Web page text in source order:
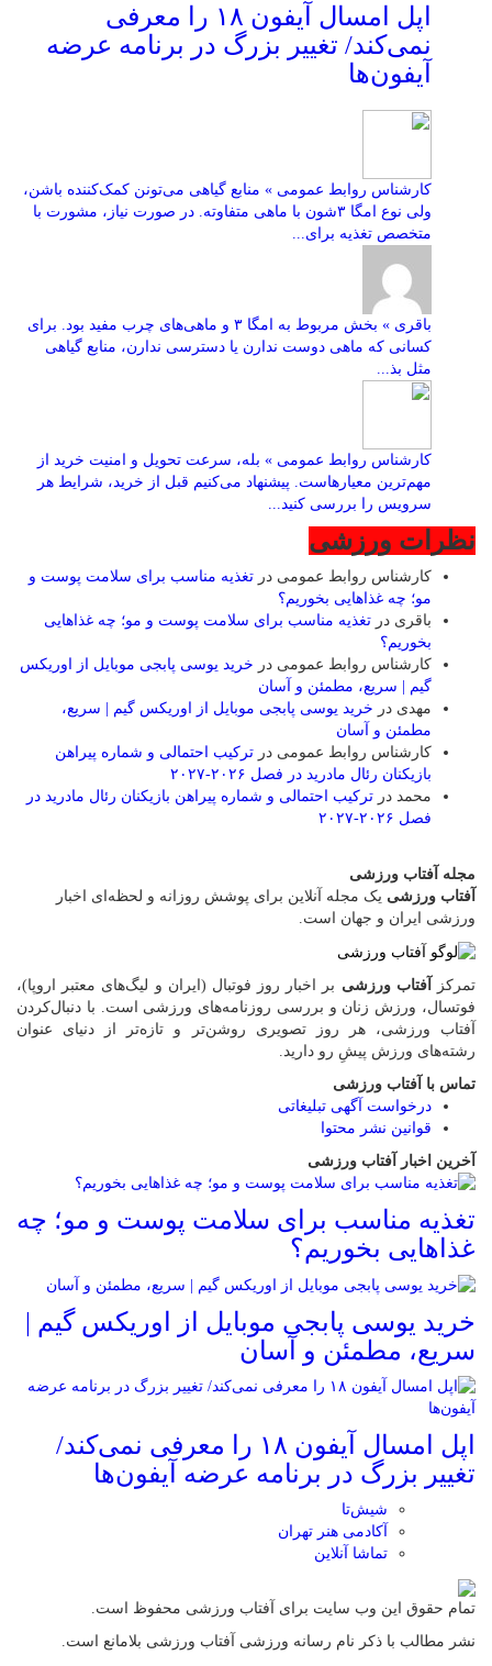
اپل امسال آیفون ۱۸ را معرفی
نمی‌کند/ تغییر بزرگ در برنامه عرضه
آیفون‌ها
کارشناس روابط عمومی » منابع گیاهی می‌تونن کمک‌کننده باشن،
ولی نوع امگا ۳شون با ماهی متفاوته. در صورت نیاز، مشورت با
متخصص تغذیه برای...
باقری » بخش مربوط به امگا ۳ و ماهی‌های چرب مفید بود. برای
کسانی که ماهی دوست ندارن یا دسترسی ندارن، منابع گیاهی
مثل بذ...
کارشناس روابط عمومی » بله، سرعت تحویل و امنیت خرید از
مهم‌ترین معیارهاست. پیشنهاد می‌کنیم قبل از خرید، شرایط هر
سرویس را بررسی کنید...
نظرات ورزشی
کارشناس روابط عمومی در تغذیه مناسب برای سلامت پوست و
مو؛ چه غذاهایی بخوریم؟
باقری در تغذیه مناسب برای سلامت پوست و مو؛ چه غذاهایی
بخوریم؟
کارشناس روابط عمومی در خرید یوسی پابجی موبایل از اوریکس
گیم | سریع، مطمئن و آسان
مهدی در خرید یوسی پابجی موبایل از اوریکس گیم | سریع،
مطمئن و آسان
کارشناس روابط عمومی در ترکیب احتمالی و شماره پیراهن
بازیکنان رئال مادرید در فصل ۲۰۲۶-۲۰۲۷
محمد در ترکیب احتمالی و شماره پیراهن بازیکنان رئال مادرید در
فصل ۲۰۲۶-۲۰۲۷
مجله آفتاب ورزشی
آفتاب ورزشی یک مجله آنلاین برای پوشش روزانه و لحظه‌ای اخبار
ورزشی ایران و جهان است.
تمرکز آفتاب ورزشی بر اخبار روز فوتبال (ایران و لیگ‌های معتبر اروپا)،
فوتسال، ورزش زنان و بررسی روزنامه‌های ورزشی است. با دنبال‌کردن
آفتاب ورزشی، هر روز تصویری روشن‌تر و تازه‌تر از دنیای عنوان
رشته‌های ورزش پیشِ رو دارید.
تماس با آفتاب ورزشی
درخواست آگهی تبلیغاتی
قوانین نشر محتوا
آخرین اخبار آفتاب ورزشی
تغذیه مناسب برای سلامت پوست و مو؛ چه
غذاهایی بخوریم؟
خرید یوسی پابجی موبایل از اوریکس گیم |
سریع، مطمئن و آسان
اپل امسال آیفون ۱۸ را معرفی نمی‌کند/
تغییر بزرگ در برنامه عرضه آیفون‌ها
شیش‌تا
آکادمی هنر تهران
تماشا آنلاین
تمام حقوق این وب سایت برای آفتاب ورزشی محفوظ است.
نشر مطالب با ذکر نام رسانه ورزشی آفتاب ورزشی بلامانع است.